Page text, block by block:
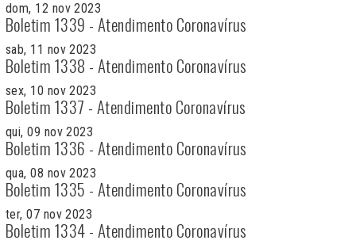
dom, 12 nov 2023
Boletim 1339 - Atendimento Coronavírus
sab, 11 nov 2023
Boletim 1338 - Atendimento Coronavírus
sex, 10 nov 2023
Boletim 1337 - Atendimento Coronavírus
qui, 09 nov 2023
Boletim 1336 - Atendimento Coronavírus
qua, 08 nov 2023
Boletim 1335 - Atendimento Coronavírus
ter, 07 nov 2023
Boletim 1334 - Atendimento Coronavírus